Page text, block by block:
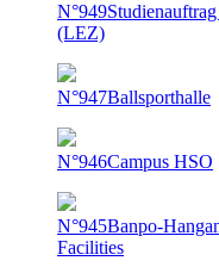
N°949
(LEZ)
N°947Ballsporthalle
N°946Campus HSO
N°945Banpo-
Facilities